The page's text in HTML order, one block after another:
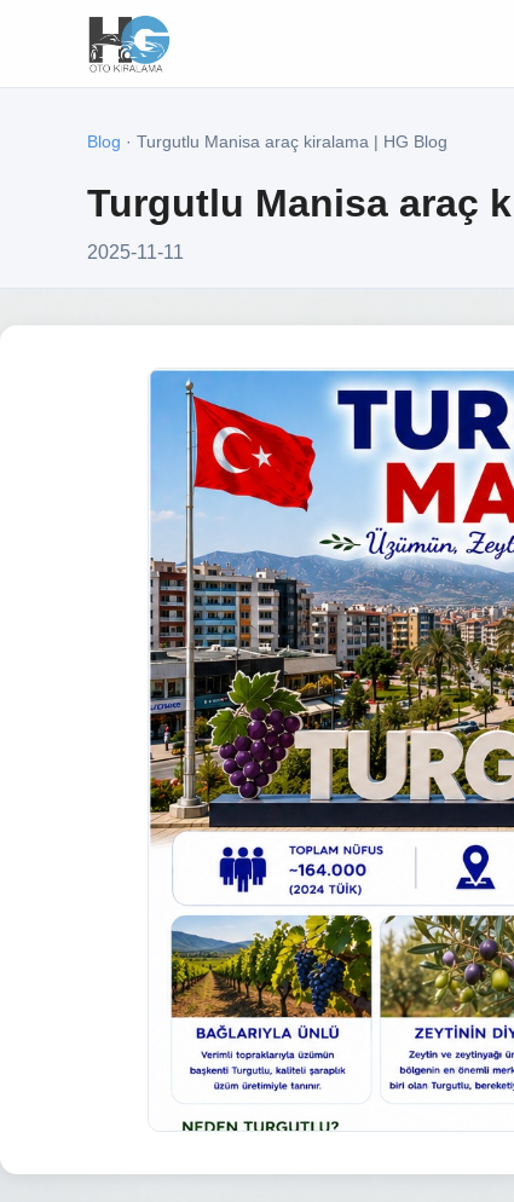
Blog · Turgutlu Manisa araç kiralama | HG Blog
Turgutlu Manisa araç
2025-11-11